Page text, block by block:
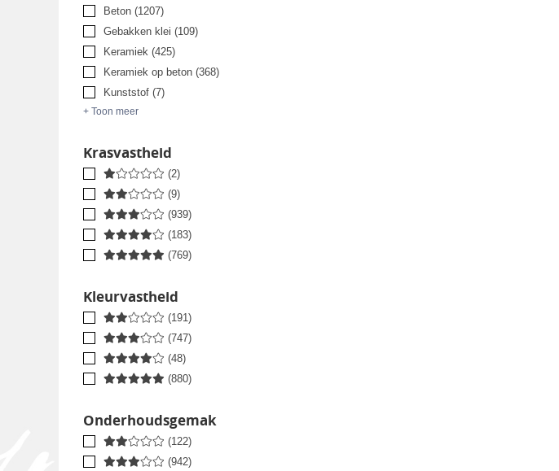
Beton (1207)
Gebakken klei (109)
Keramiek (425)
Keramiek op beton (368)
Kunststof (7)
+ Toon meer
Krasvastheid
(2)
(9)
(939)
(183)
(769)
Kleurvastheid
(191)
(747)
(48)
(880)
Onderhoudsgemak
(122)
(942)